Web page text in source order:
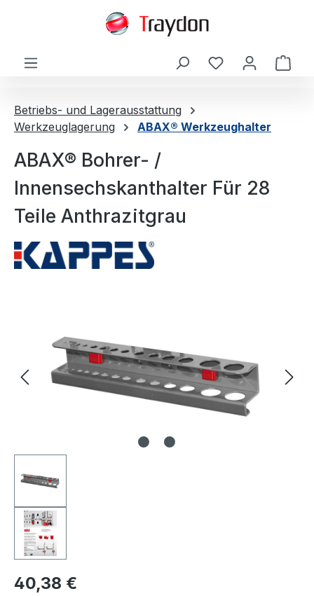
Betriebs- und Lagerausstattung
Werkzeuglagerung
ABAX® Werkzeughalter
ABAX® Bohrer- /
Innensechskanthalter Für 28
Teile Anthrazitgrau
40,38 €